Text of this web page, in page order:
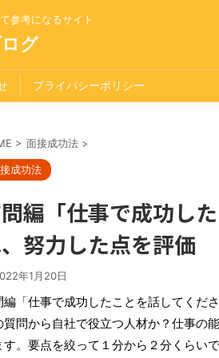
参考になるサイト
グ
プライバシーポリシー
> 面接成功法 >
成功法
編「仕事で成功し
努力した点を評価
年1月20日
編「仕事で成功したことを話してくだ
質問から自社で役立つ人材か？仕事の
す。要点を絞って１分から２分くらい